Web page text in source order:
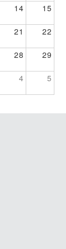
14 15
21 22
28 29
4 5